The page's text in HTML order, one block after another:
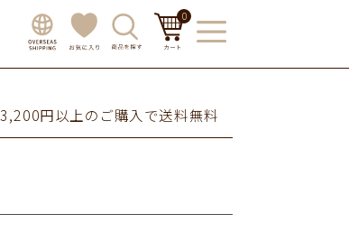
0
円以上のご購入で送料無料